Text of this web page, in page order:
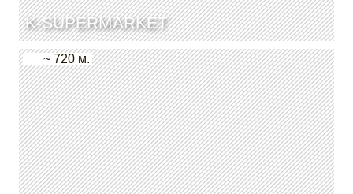
K-SUPERMARKET
~ 720 м.